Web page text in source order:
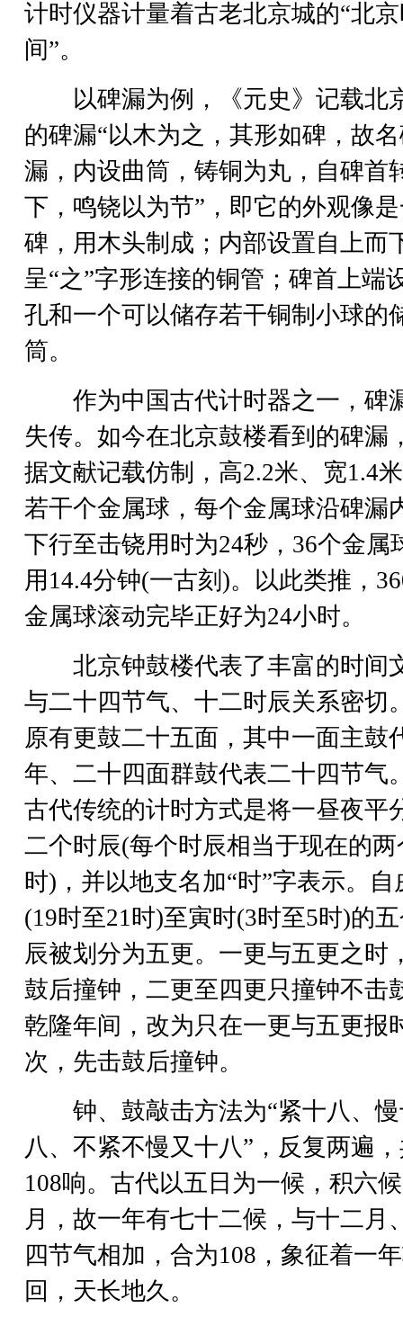
计时仪器计量着古老北京城的“北
间”。
以碑漏为例，《元史》记载北
的碑漏“以木为之，其形如碑，故
漏，内设曲筒，铸铜为丸，自碑首
下，鸣铙以为节”，即它的外观像
碑，用木头制成；内部设置自上而
呈“之”字形连接的铜管；碑首上端
孔和一个可以储存若干铜制小球的
筒。
作为中国古代计时器之一，碑
失传。如今在北京鼓楼看到的碑漏
据文献记载仿制，高2.2米、宽1.4
若干个金属球，每个金属球沿碑漏
下行至击铙用时为24秒，36个金属
用14.4分钟(一古刻)。以此类推，
金属球滚动完毕正好为24小时。
北京钟鼓楼代表了丰富的时间
与二十四节气、十二时辰关系密切
原有更鼓二十五面，其中一面主鼓
年、二十四面群鼓代表二十四节气
古代传统的计时方式是将一昼夜平
二个时辰(每个时辰相当于现在的两
时)，并以地支名加“时”字表示。自
(19时至21时)至寅时(3时至5时)的
辰被划分为五更。一更与五更之时
鼓后撞钟，二更至四更只撞钟不击
乾隆年间，改为只在一更与五更报
次，先击鼓后撞钟。
钟、鼓敲击方法为“紧十八、慢
八、不紧不慢又十八”，反复两遍
108响。古代以五日为一候，积六
月，故一年有七十二候，与十二月
四节气相加，合为108，象征着一
回，天长地久。